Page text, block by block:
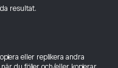
resultat.
eller replikera andra